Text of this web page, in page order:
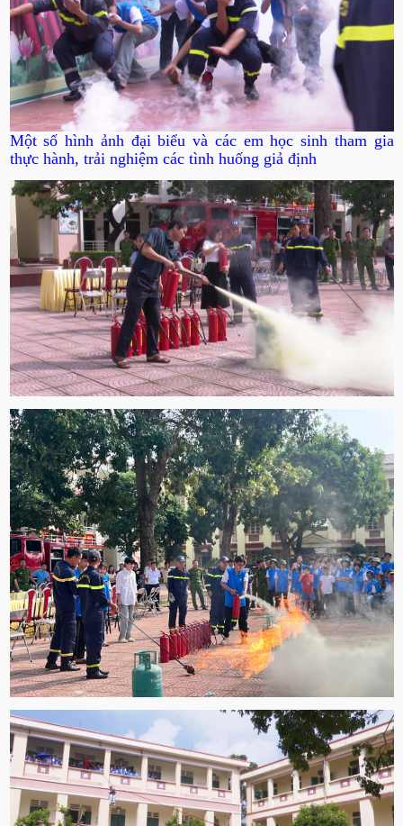
Một số hình ảnh đại biểu và các em học sinh tham gia
thực hành, trải nghiệm các tình huống giả định